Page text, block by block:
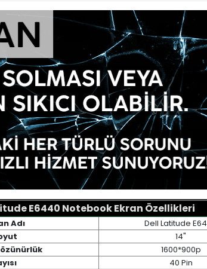
E6440 Notebook Ekran Özellikleri
Adı
Dell Latitude
14"
1600*900p
40 Pin